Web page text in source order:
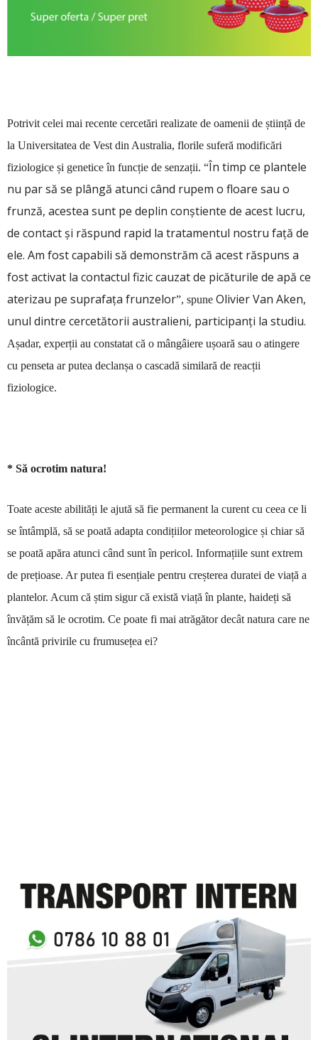
Potrivit celei mai recente cercetări realizate de oamenii de știință de
la Universitatea de Vest din Australia, florile suferă modificări
fiziologice și genetice în funcție de senzații. “În timp ce plantele
nu par să se plângă atunci când rupem o floare sau o
frunză, acestea sunt pe deplin conștiente de acest lucru,
de contact și răspund rapid la tratamentul nostru față de
ele. Am fost capabili să demonstrăm că acest răspuns a
fost activat la contactul fizic cauzat de picăturile de apă ce
aterizau pe suprafața frunzelor”, spune Olivier Van Aken,
unul dintre cercetătorii australieni, participanți la studiu.
Așadar, experții au constatat că o mângâiere ușoară sau o atingere
cu penseta ar putea declanșa o cascadă similară de reacții
fiziologice.
* Să ocrotim natura!
Toate aceste abilități le ajută să fie permanent la curent cu ceea ce li
se întâmplă, să se poată adapta condițiilor meteorologice și chiar să
se poată apăra atunci când sunt în pericol. Informațiile sunt extrem
de prețioase. Ar putea fi esențiale pentru creșterea duratei de viață a
plantelor. Acum că știm sigur că există viață în plante, haideți să
învățăm să le ocrotim. Ce poate fi mai atrăgător decât natura care ne
încântă privirile cu frumusețea ei?